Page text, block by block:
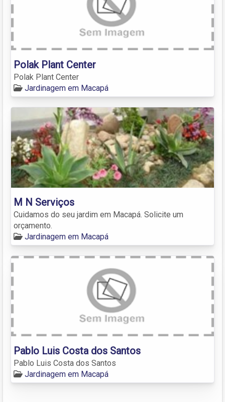
Polak Plant Center
Polak Plant Center
Jardinagem em Macapá
M N Serviços
Cuidamos do seu jardim em Macapá. Solicite um
orçamento.
Jardinagem em Macapá
Pablo Luis Costa dos Santos
Pablo Luis Costa dos Santos
Jardinagem em Macapá